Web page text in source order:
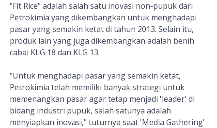
"Fit Rice" adalah salah satu inovasi non-pupuk dari
Petrokimia yang dikembangkan untuk menghadapi
pasar yang semakin ketat di tahun 2013. Selain itu,
produk lain yang juga dikembangkan adalah benih
cabai KLG 18 dan KLG 13.
"Untuk menghadapi pasar yang semakin ketat,
Petrokimia telah memiliki banyak strategi untuk
memenangkan pasar agar tetap menjadi 'leader' di
bidang industri pupuk, salah satunya adalah
menyiapkan inovasi," tuturnya saat 'Media Gathering'